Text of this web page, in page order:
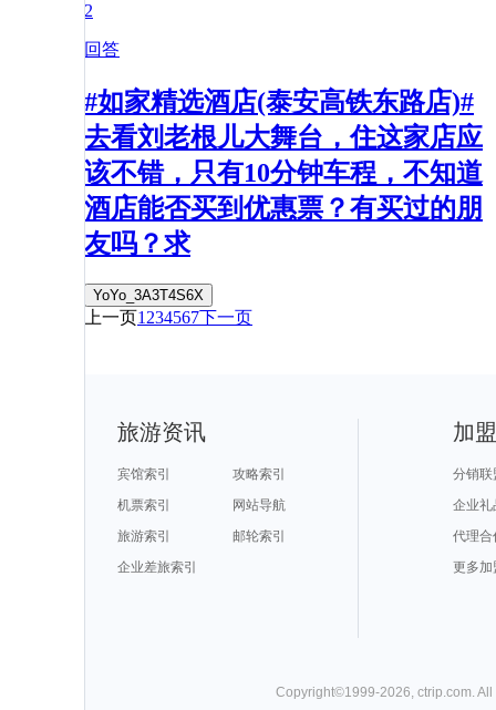
2
回答
#如家精选酒店(泰安高铁东路店)#
去看刘老根儿大舞台，住这家店应
该不错，只有10分钟车程，不知道
酒店能否买到优惠票？有买过的朋
友吗？求
YoYo_3A3T4S6X
上一页1 234567下一页
旅游资讯
宾馆索引
攻略索引
机票索引
网站导航
旅游索引
邮轮索引
企业差旅索引
加
分销联
企业礼
代理合
更多加
Copyright©1999-2026, ctrip.com.